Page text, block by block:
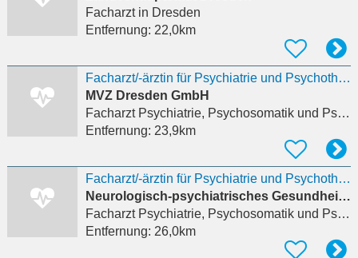
Facharztin Dresden
Entfernung: 22,0km
Facharzt/-ärztin für Psychiatrie und Psychotherapie im MVZ Dresden
MVZ Dresden GmbH
Facharzt Psychiatrie, Psychosomatik und Psychotherapie
Entfernung: 23,9km
Facharzt/-ärztin für Psychiatrie und Psychotherapie im MVZ Dresden
Neurologisch-psychiatrisches Gesundheitszentrum Dresden GmbH
Facharzt Psychiatrie, Psychosomatik und Psychotherapie
Entfernung: 26,0km